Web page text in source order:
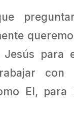
Jesús para
con
El, para